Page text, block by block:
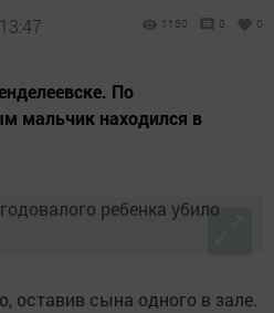
1150 0 0
По
мальчик находился в
сына одного в зале.